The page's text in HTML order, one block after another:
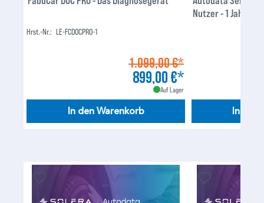
Hrst.-Nr.: LE-FCDOCPRO-1
1.099,00 €*
899,00 €*
Auf Lager
In den Warenkorb
Nutzer - 1 Jahr
In den